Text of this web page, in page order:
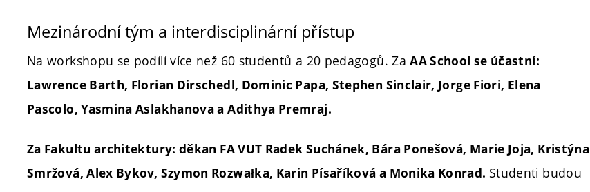
Mezinárodní tým a interdisciplinární přístup
Na workshopu se podílí více než 60 studentů a 20 pedagogů. ZaAA School se účastní:
Lawrence Barth, Florian Dirschedl, Dominic Papa, Stephen Sinclair, Jorge Fiori, Elena
Pascolo, Yasmina Aslakhanova a Adithya Premraj.
Za Fakultu architektury: děkan FA VUT Radek Suchánek, Bára Ponešová, Marie Joja, Kristýna
Smržová, Alex Bykov, Szymon Rozwałka, Karin Písaříková a Monika Konrad. Studenti budou